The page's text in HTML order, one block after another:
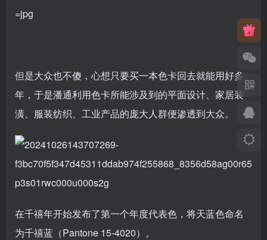
但是大众也不傻，心想只要买一本色卡回去就能用好多
年，于是潘通利用色卡所能涉及到的平面设计、家居装
潢、服装纺织、工业产品的庞大人群便渗透到大众。
在千禧年开始发布了第一个年度代表色，将天蓝色命名
为千禧蓝（Pantone 15-4020）。